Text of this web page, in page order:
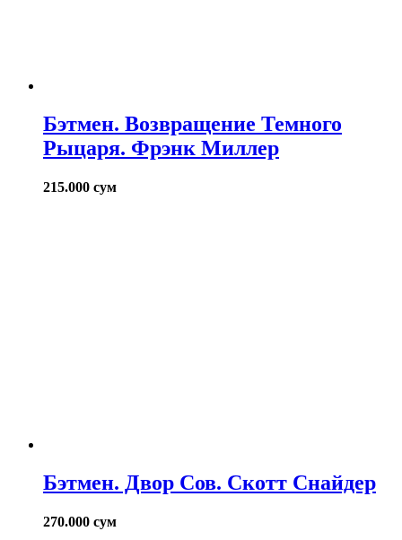
Бэтмен. Возвращение Темного
Рыцаря. Фрэнк Миллер
215.000 сум
Бэтмен. Двор Сов. Скотт Снайдер
270.000 сум